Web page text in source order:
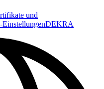
und
EinstellungenDEKRA